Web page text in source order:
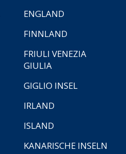
ENGLAND
FINNLAND
FRIULI VENEZIA
GIULIA
GIGLIO INSEL
IRLAND
ISLAND
KANARISCHE INSELN